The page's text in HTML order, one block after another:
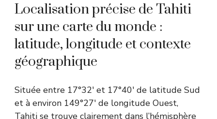
Localisation précise de Tahiti
sur une carte du monde :
latitude, longitude et contexte
géographique
Située entre 17°32′ et 17°40′ de latitude Sud
et à environ 149°27′ de longitude Ouest,
Tahiti se trouve clairement dans l’hémisphère